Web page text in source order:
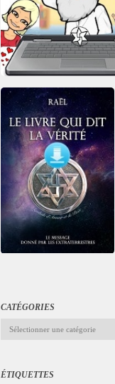
CATÉGORIES
Catégories
ÉTIQUETTES